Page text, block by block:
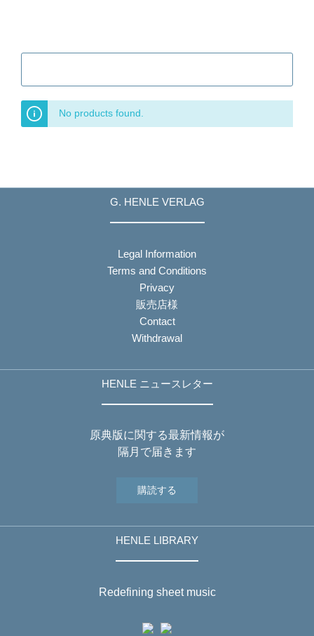
No products found.
G. HENLE VERLAG
Legal Information
Terms and Conditions
Privacy
販売店様
Contact
Withdrawal
HENLE ニュースレター
原典版に関する最新情報が
隔月で届きます
購読する
HENLE LIBRARY
Redefining sheet music